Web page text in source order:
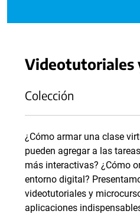
Videotutoriales
Colección
¿Cómo armar una clase
pueden agregar a las
más interactivas? ¿Cómo
entorno digital?
videotutoriales y
aplicaciones